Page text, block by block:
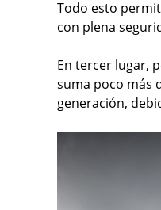
Todo esto
con plena
En tercer lugar,
suma poco más
generación,